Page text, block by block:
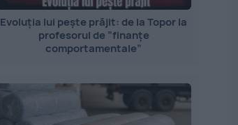
Evoluția lui pește prăjit: de la Topor la
profesorul de ”finanțe
comportamentale”